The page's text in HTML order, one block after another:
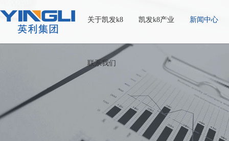
关于凯发k8 凯发k8产业 新闻中心
联系我们